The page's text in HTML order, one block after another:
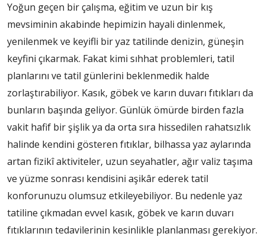
Yoğun geçen bir çalışma, eğitim ve uzun bir kış
mevsiminin akabinde hepimizin hayali dinlenmek,
yenilenmek ve keyifli bir yaz tatilinde denizin, güneşin
keyfini çıkarmak. Fakat kimi sıhhat problemleri, tatil
planlarını ve tatil günlerini beklenmedik halde
zorlaştırabiliyor. Kasık, göbek ve karın duvarı fıtıkları da
bunların başında geliyor. Günlük ömürde birden fazla
vakit hafif bir şişlik ya da orta sıra hissedilen rahatsızlık
halinde kendini gösteren fıtıklar, bilhassa yaz aylarında
artan fizikî aktiviteler, uzun seyahatler, ağır valiz taşıma
ve yüzme sonrası kendisini aşikâr ederek tatil
konforunuzu olumsuz etkileyebiliyor. Bu nedenle yaz
tatiline çıkmadan evvel kasık, göbek ve karın duvarı
fıtıklarının tedavilerinin kesinlikle planlanması gerekiyor.